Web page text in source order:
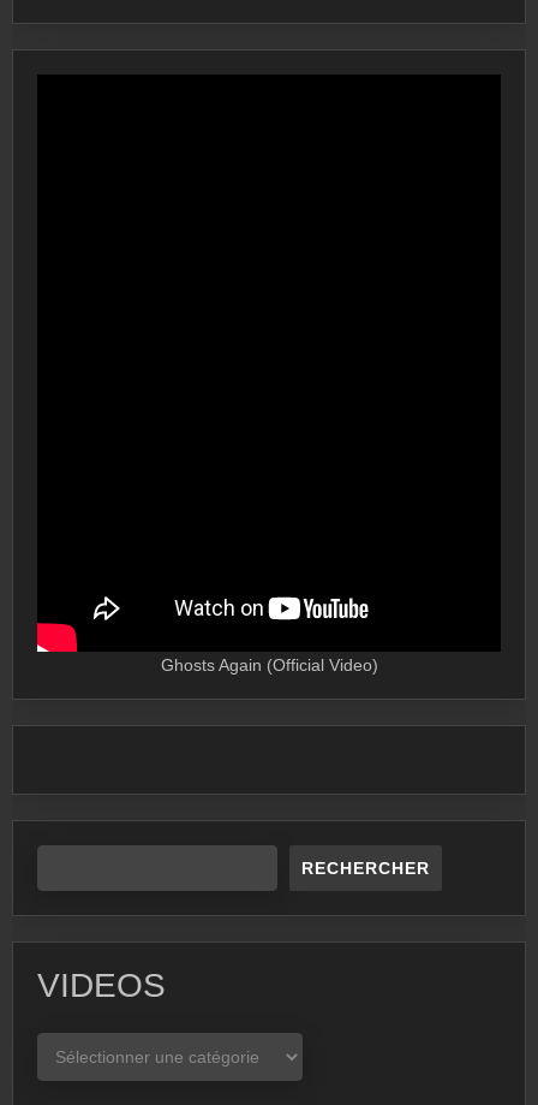
Ghosts Again (Official Video)
RECHERCHER
VIDEOS
VIDEOS